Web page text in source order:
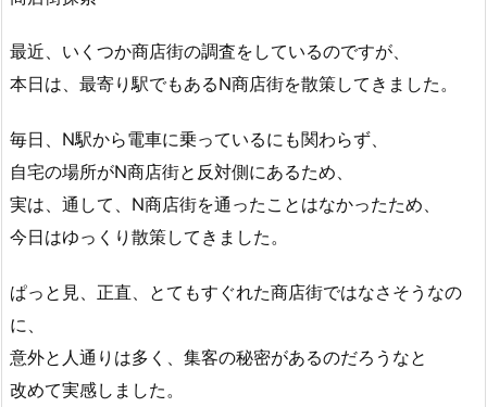
最近、いくつか商店街の調査をしているのですが、
本日は、最寄り駅でもあるN商店街を散策してきました。
毎日、N駅から電車に乗っているにも関わらず、
自宅の場所がN商店街と反対側にあるため、
実は、通して、N商店街を通ったことはなかったため、
今日はゆっくり散策してきました。
ぱっと見、正直、とてもすぐれた商店街ではなさそうなの
に、
意外と人通りは多く、集客の秘密があるのだろうなと
改めて実感しました。